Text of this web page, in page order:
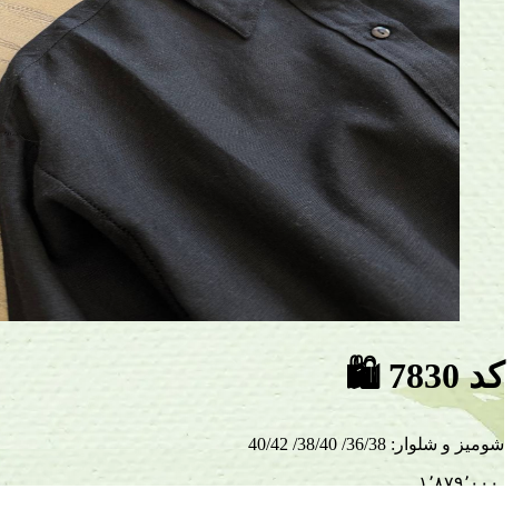
کد 7830 🛍
شومیز و شلوار :
36/38/ 38/40/ 40/42
۱٬۸۷۹٬۰۰۰